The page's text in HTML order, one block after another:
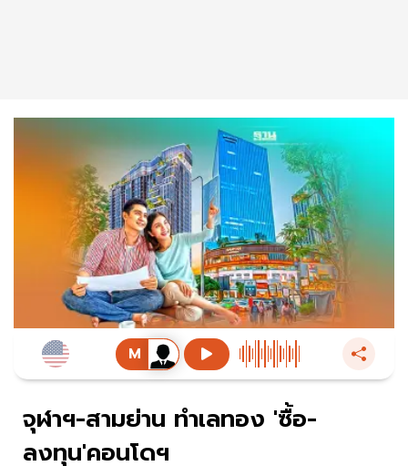
จุฬาฯ-สามย่าน ทำเลทอง 'ซื้อ-
ลงทุน'คอนโดฯ